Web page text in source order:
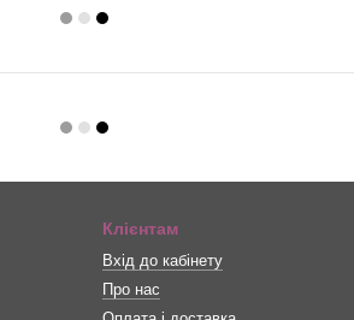
Клієнтам
Вхід до кабінету
Про нас